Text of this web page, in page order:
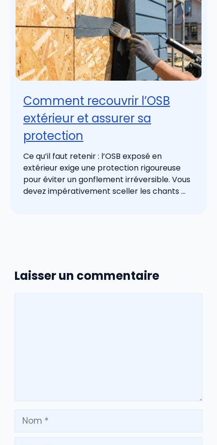
Comment recouvrir l’OSB
extérieur et assurer sa
protection
Ce qu’il faut retenir : l’OSB exposé en
extérieur exige une protection rigoureuse
pour éviter un gonflement irréversible. Vous
devez impérativement sceller les chants ...
Laisser un commentaire
Nom